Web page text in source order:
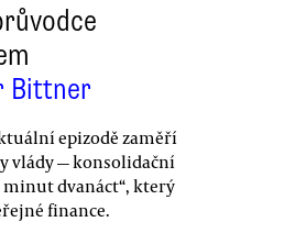
Bittner
epizodě zaměří
vlády — konsolidační
minut dvanáct“, který
finance.